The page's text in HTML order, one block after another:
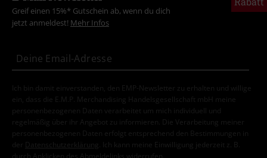
Greif einen 15%* Gutschein ab, wenn du dich
jetzt anmeldest! Mehr Infos
Ich bin damit einverstanden, den EMP-Newsletter zu erhalten und willige
ein, dass die E.M.P. Merchandising Handelsgesellschaft mbH meine
personenbezogenen Daten verarbeitet um mich individuell und
regelmäßig über ihr Angebot zu informieren. Die Verarbeitung meiner
personenbezogenen Daten erfolgt entsprechend den Bestimmungen in
der
Datenschutzerklärung
. Ich kann meine Einwilligung jederzeit z. B.